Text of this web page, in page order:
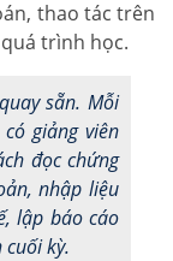
thao tác trên
trình học.
sẵn. Mỗi
giảng viên
đọc chứng
nhập liệu
lập báo cáo
kỳ.